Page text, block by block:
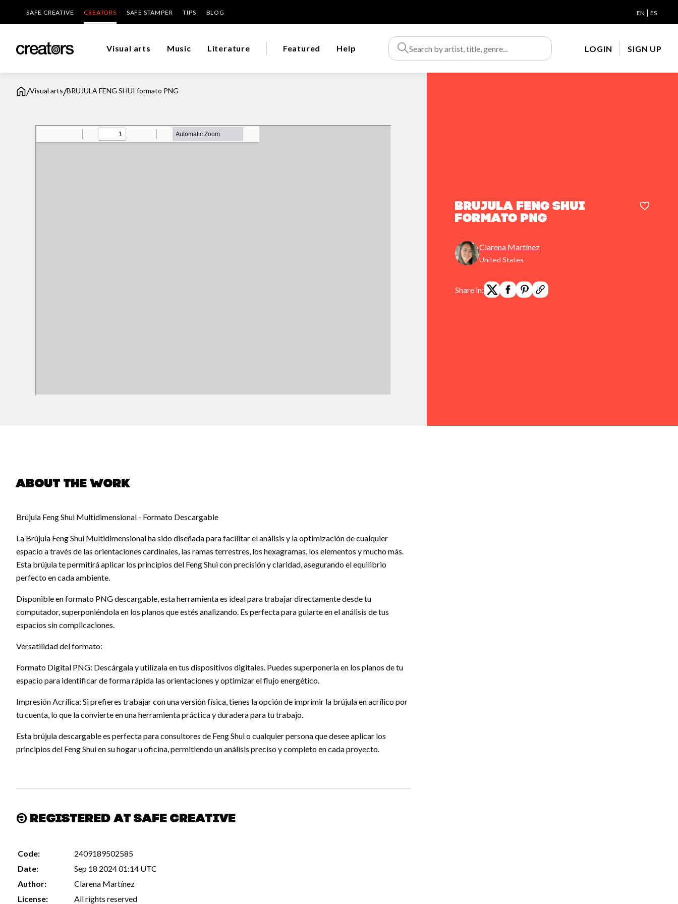
SAFE CREATIVE CREATORS SAFE STAMPER TIPS BLOG EN | ES
Visual arts Music Literature Featured Help LOGIN SIGN UP
/Visual arts/BRUJULA FENG SHUI formato PNG
BRUJULA FENG SHUI
formato PNG
Clarena Martínez
United States
Share in:
About the work
Brújula Feng Shui Multidimensional - Formato Descargable
La Brújula Feng Shui Multidimensional ha sido diseñada para facilitar el análisis y la optimización de cualquier
espacio a través de las orientaciones cardinales, las ramas terrestres, los hexagramas, los elementos y mucho más.
Esta brújula te permitirá aplicar los principios del Feng Shui con precisión y claridad, asegurando el equilibrio
perfecto en cada ambiente.
Disponible en formato PNG descargable, esta herramienta es ideal para trabajar directamente desde tu
computador, superponiéndola en los planos que estés analizando. Es perfecta para guiarte en el análisis de tus
espacios sin complicaciones.
Versatilidad del formato:
Formato Digital PNG: Descárgala y utilízala en tus dispositivos digitales. Puedes superponerla en los planos de tu
espacio para identificar de forma rápida las orientaciones y optimizar el flujo energético.
Impresión Acrílica: Si prefieres trabajar con una versión física, tienes la opción de imprimir la brújula en acrílico por
tu cuenta, lo que la convierte en una herramienta práctica y duradera para tu trabajo.
Esta brújula descargable es perfecta para consultores de Feng Shui o cualquier persona que desee aplicar los
principios del Feng Shui en su hogar u oficina, permitiendo un análisis preciso y completo en cada proyecto.
Registered at Safe Creative
Code:
2409189502585
Date:
Sep 18 2024 01:14 UTC
Author:
Clarena Martínez
License:
All rights reserved